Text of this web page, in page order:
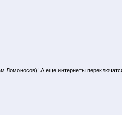
Ломоносов)! А еще интернеты